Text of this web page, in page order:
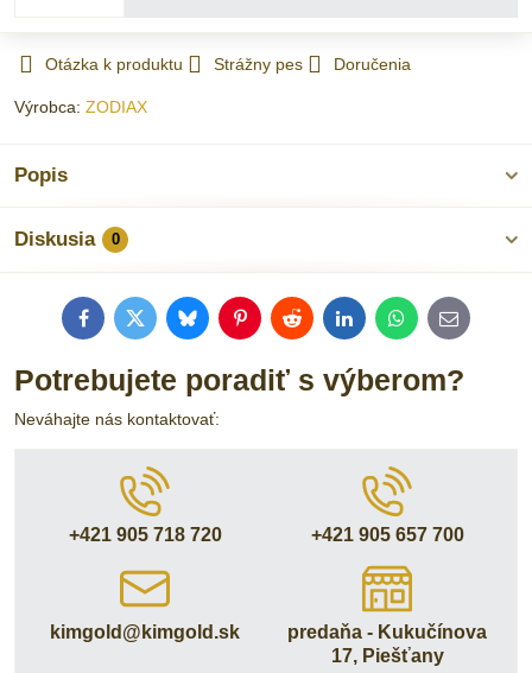
Otázka k produktu Strážny pes Doručenia
Výrobca: ZODIAX
Popis
Diskusia 0
FacebookTwitterBlueskyPinterestRedditLinkedInWhatsApp
E-
mail
Potrebujete poradiť s výberom?
Neváhajte nás kontaktovať:
+421 905 718 720 +421 905 657 700
kimgold​@kimgold​.sk
predaňa - Kukučínova
17, Piešťany